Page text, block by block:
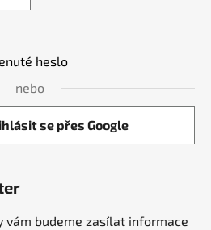
heslo
nebo
se přes Google
vám budeme zasílat informace